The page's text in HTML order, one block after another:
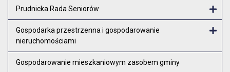
Prudnicka Rada Seniorów
Gospodarka przestrzenna i gospodarowanie
nieruchomościami
Gospodarowanie mieszkaniowym zasobem gminy